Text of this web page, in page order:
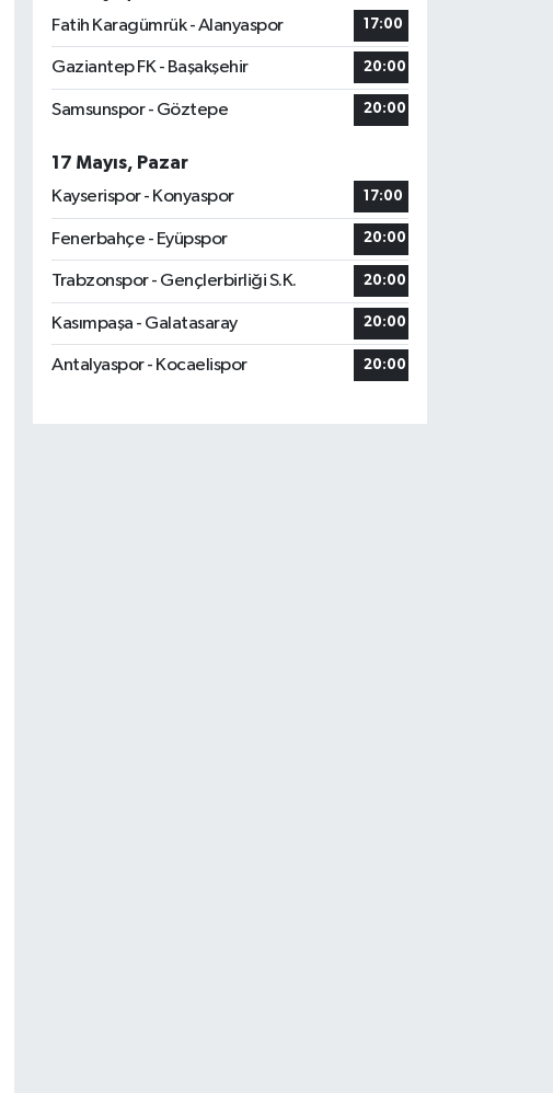
Fatih Karagümrük - Alanyaspor
17:00
Gaziantep FK - Başakşehir 20:00
Samsunspor - Göztepe 20:00
17 Mayıs, Pazar
Kayserispor - Konyaspor
17:00
Fenerbahçe - Eyüpspor 20:00
Trabzonspor - Gençlerbirliği S.K. 20:00
Kasımpaşa - Galatasaray 20:00
Antalyaspor - Kocaelispor 20:00